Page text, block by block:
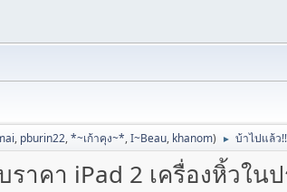
, pburin22,*~เก้าคุง~*,I~Beau, khanom) ► บ้าไปแล้ว
าคา iPad 2 เครื่องหิ้วในป